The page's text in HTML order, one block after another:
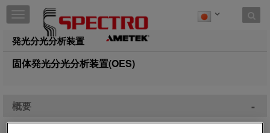
Toggle
navigation
発光分光分析装置
固体発光分光分析装置(OES)
概要 -